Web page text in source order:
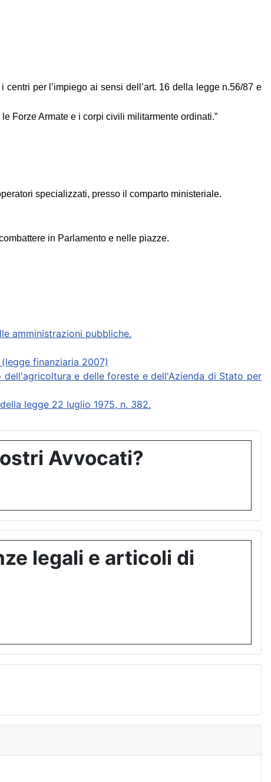
per l’impiego ai sensi dell’art. 16 della legge n.56/87 e
Forze Armate e i corpi civili militarmente ordinati.”
specializzati, presso il comparto ministeriale.
in Parlamento e nelle piazze.
amministrazioni pubbliche.
finanziaria 2007)
e delle foreste e dell'Azienda di Stato per
legge 22 luglio 1975, n. 382.
Avvocati?
legali e articoli di